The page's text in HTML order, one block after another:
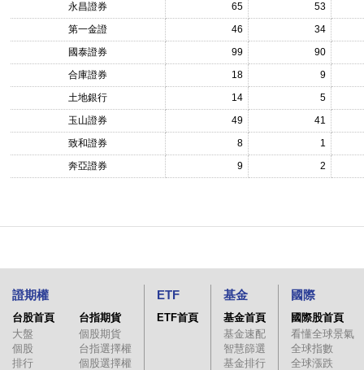
永昌證券
65
53
第一金證
46
34
國泰證券
99
90
合庫證券
18
9
土地銀行
14
5
玉山證券
49
41
致和證券
8
1
奔亞證券
9 2
證期權
台股首頁
大盤
個股
排行
台指期貨
個股期貨
台指選擇權
個股選擇權
ETF
ETF首頁
基金
基金首頁
基金速配
智慧篩選
基金排行
國際
國際股首頁
看懂全球景氣
全球指數
全球漲跌